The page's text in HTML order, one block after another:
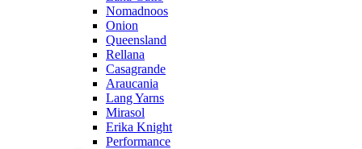
Nomadnoos
Onion
Queensland
Rellana
Casagrande
Araucania
Lang Yarns
Mirasol
Erika Knight
Performance